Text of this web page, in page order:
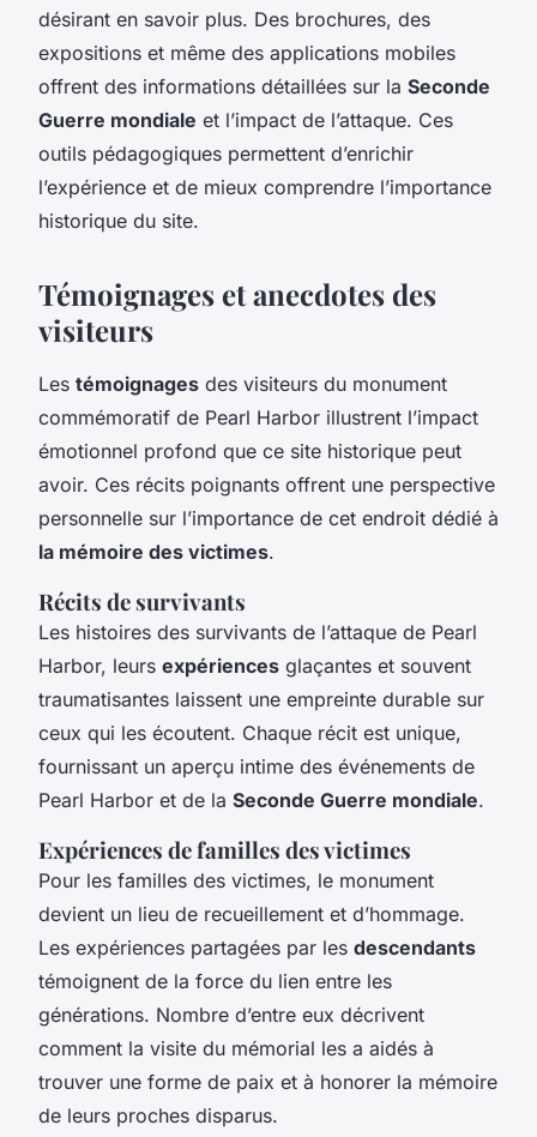
désirant en savoir plus. Des brochures, des
expositions et même des applications mobiles
offrent des informations détaillées sur la Seconde
Guerre mondiale et l’impact de l’attaque. Ces
outils pédagogiques permettent d’enrichir
l’expérience et de mieux comprendre l’importance
historique du site.
Témoignages et anecdotes des
visiteurs
Les témoignages des visiteurs du monument
commémoratif de Pearl Harbor illustrent l’impact
émotionnel profond que ce site historique peut
avoir. Ces récits poignants offrent une perspective
personnelle sur l’importance de cet endroit dédié à
la mémoire des victimes.
Récits de survivants
Les histoires des survivants de l’attaque de Pearl
Harbor, leurs expériences glaçantes et souvent
traumatisantes laissent une empreinte durable sur
ceux qui les écoutent. Chaque récit est unique,
fournissant un aperçu intime des événements de
Pearl Harbor et de la Seconde Guerre mondiale.
Expériences de familles des victimes
Pour les familles des victimes, le monument
devient un lieu de recueillement et d’hommage.
Les expériences partagées par les descendants
témoignent de la force du lien entre les
générations. Nombre d’entre eux décrivent
comment la visite du mémorial les a aidés à
trouver une forme de paix et à honorer la mémoire
de leurs proches disparus.